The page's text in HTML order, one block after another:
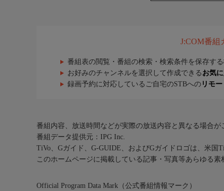
J:COM番組
番組表の閲覧・番組の検索・検索条件を保存する
お好みのチャンネルを選択して作成できる お気
録画予約に対応しているご自宅のSTBへの リモ
番組内容、放送時間などが実際の放送内容と異なる場合が
番組データ提供元：IPG Inc.
TiVo、Gガイド、G-GUIDE、およびGガイドロゴは、米国
このホームページに掲載している記事・写真等あらゆる素
Official Program Data Mark（公式番組情報マーク）